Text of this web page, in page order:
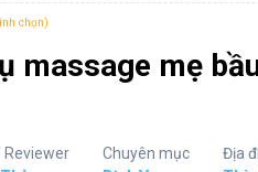
chọn)
massage mẹ
Reviewer
Chuyên mục
Địa